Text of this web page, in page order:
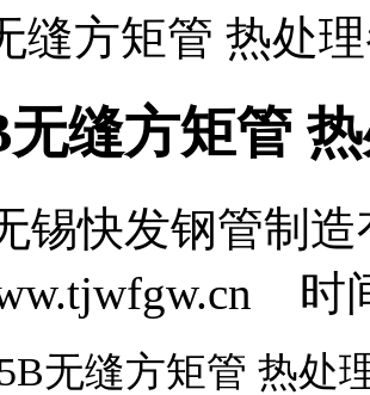
缝方矩管 热处
无缝方矩管
锡快发钢管制
时
缝方矩管 热处